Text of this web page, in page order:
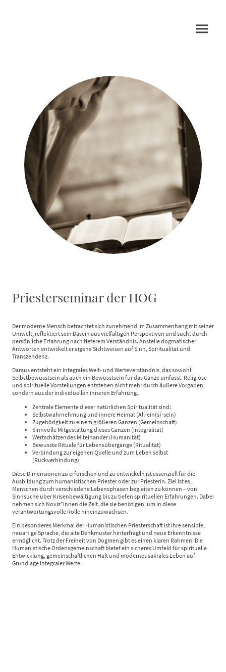
Priesterseminar der HOG
Der moderne Mensch betrachtet sich zunehmend im Zusammenhang mit seiner
Umwelt, reflektiert sein Dasein aus vielfältigen Perspektiven und sucht durch
persönliche Erfahrung nach tieferem Verständnis. Anstelle dogmatischer
Antworten entwickelt er eigene Sichtweisen auf Sinn, Spiritualität und
Transzendenz.
Daraus entsteht ein integrales Welt- und Werteverständnis, das sowohl
Selbstbewusstsein als auch ein Bewusstsein für das Ganze umfasst. Religiöse
und spirituelle Vorstellungen entstehen nicht mehr durch äußere Vorgaben,
sondern aus der individuellen inneren Erfahrung.
Zentrale Elemente dieser natürlichen Spiritualität sind:
Selbstwahrnehmung und innere Heimat (All-ein(s)-sein)
Zugehörigkeit zu einem größeren Ganzen (Gemeinschaft)
Sinnvolle Mitgestaltung dieses Ganzen (Integralität)
Wertschätzendes Miteinander (Humanität)
Bewusste Rituale für Lebensübergänge (Ritualität)
Verbindung zur eigenen Quelle und zum Leben selbst
(Rückverbindung)
Diese Dimensionen zu erforschen und zu entwickeln ist essenziell für die
Ausbildung zum humanistischen Priester oder zur Priesterin. Ziel ist es,
Menschen durch verschiedene Lebensphasen begleiten zu können – von
Sinnsuche über Krisenbewältigung bis zu tiefen spirituellen Erfahrungen. Dabei
nehmen sich Noviz*innen die Zeit, die sie benötigen, um in diese
verantwortungsvolle Rolle hineinzuwachsen.
Ein besonderes Merkmal der Humanistischen Priesterschaft ist ihre sensible,
neuartige Sprache, die alte Denkmuster hinterfragt und neue Erkenntnisse
ermöglicht. Trotz der Freiheit von Dogmen gibt es einen klaren Rahmen: Die
Humanistische Ordensgemeinschaft bietet ein sicheres Umfeld für spirituelle
Entwicklung, gemeinschaftlichen Halt und modernes sakrales Leben auf
Grundlage integraler Werte.